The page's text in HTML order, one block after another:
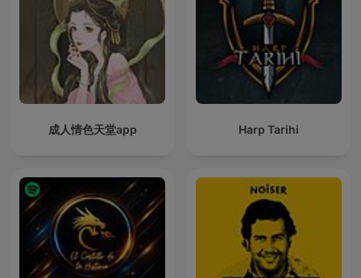
成人情色天堂app Harp Tarihi